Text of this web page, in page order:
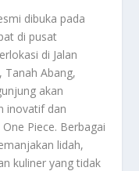
dibuka pada
di pusat
di Jalan
Tanah Abang,
akan
inovatif dan
Piece. Berbagai
lidah,
kuliner yang tidak